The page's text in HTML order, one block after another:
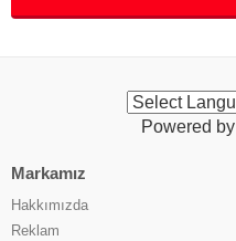
Powered by
Markamız
Hakkımızda
Reklam